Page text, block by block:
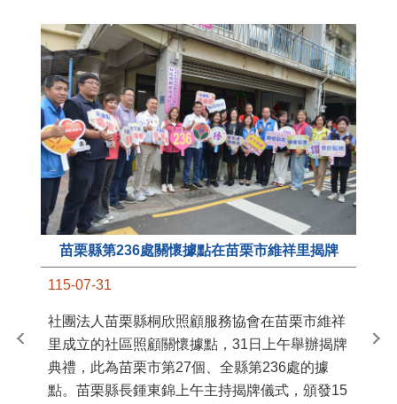
苗栗縣第236處關懷據點在苗栗市維祥里揭牌
115-07-31
社團法人苗栗縣桐欣照顧服務協會在苗栗市維祥
里成立的社區照顧關懷據點，31日上午舉辦揭牌
典禮，此為苗栗市第27個、全縣第236處的據
點。苗栗縣長鍾東錦上午主持揭牌儀式，頒發15
苗